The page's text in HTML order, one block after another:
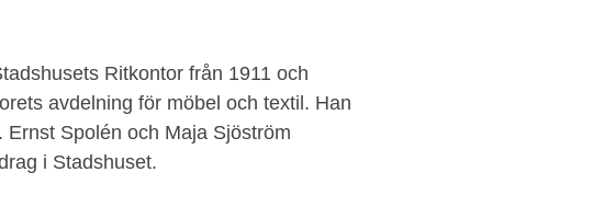
Ritkontor från 1911 och
avdelning för möbel och textil. Han
Spolén och Maja Sjöström
i Stadshuset.